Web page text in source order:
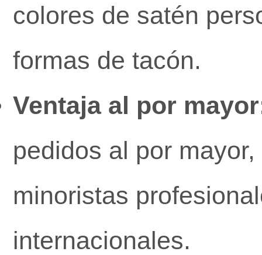
colores de satén
formas de tacón.
Ventaja al por
pedidos al por
minoristas
internacionales.